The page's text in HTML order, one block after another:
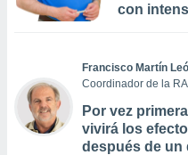
con
Francisco Martín
Coordinador de la
Por vez
vivirá los
después de un